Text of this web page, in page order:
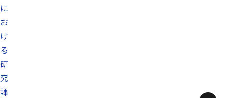
に
お
け
る
研
究
課